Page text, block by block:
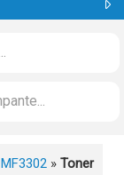
» Toner